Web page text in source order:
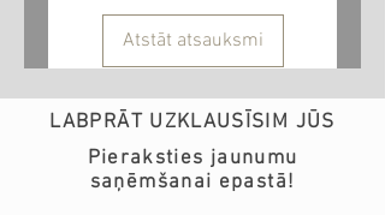
info@teobee.lv
Atstāt atsauksmi
LABPRĀT UZKLAUSĪSIM JŪS
Pieraksties jaunumu
saņēmšanai epastā!